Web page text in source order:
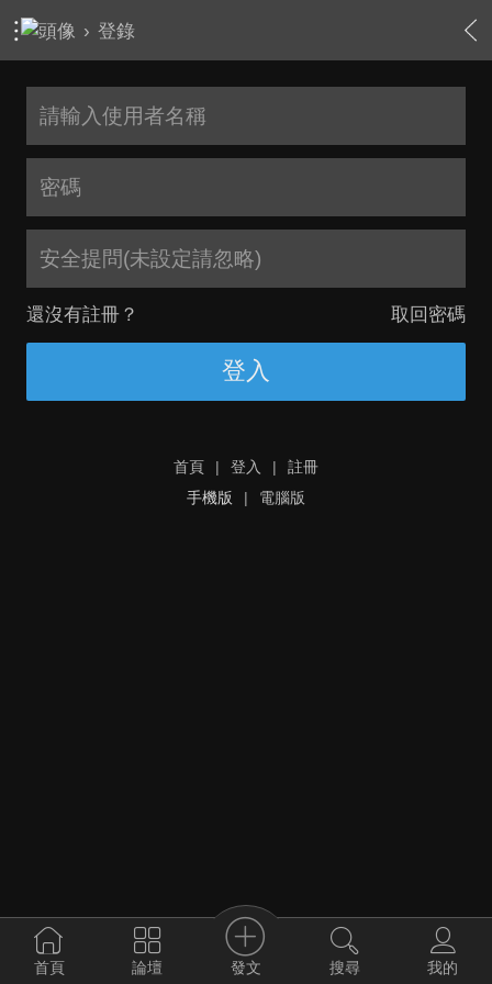
› 登錄
安全提問(未設定請忽略)
還沒有註冊？ 取回密碼
登入
首頁 | 登入 |
註冊
手機版
| 電腦版
首頁 論壇 發文 搜尋 我的